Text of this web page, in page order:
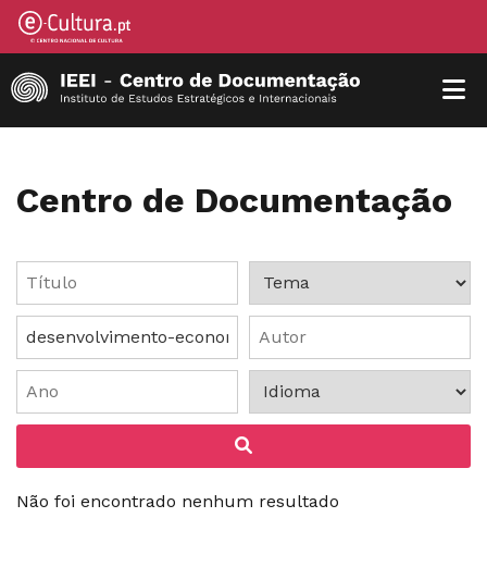
Centro de Documentação
Não foi encontrado nenhum resultado